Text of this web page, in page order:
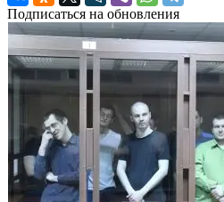
Подписаться на обновления